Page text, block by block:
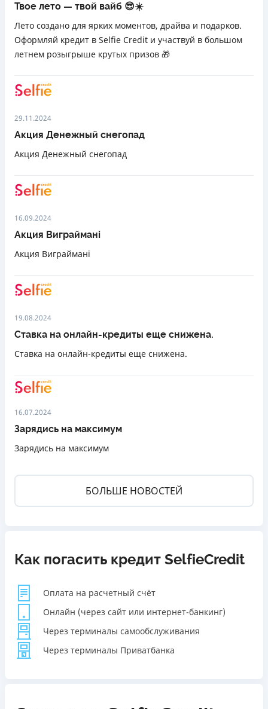
Твое лето — твой вайб 😎☀️
Лето создано для ярких моментов, драйва и подарков.
Оформляй кредит в Selfie Credit и участвуй в большом
летнем розыгрыше крутых призов 🎁
29.11.2024
Акция Денежный снегопад
Акция Денежный снегопад
16.09.2024
Акция Виграймані
Акция Виграймані
19.08.2024
Ставка на онлайн-кредиты еще снижена.
Ставка на онлайн-кредиты еще снижена.
16.07.2024
Зарядись на максимум
Зарядись на максимум
БОЛЬШЕ НОВОСТЕЙ
Как погасить кредит SelfieCredit
Оплата на расчетный счёт
Онлайн (через сайт или интернет-банкинг)
Через терминалы самообслуживания
Через терминалы Приватбанка